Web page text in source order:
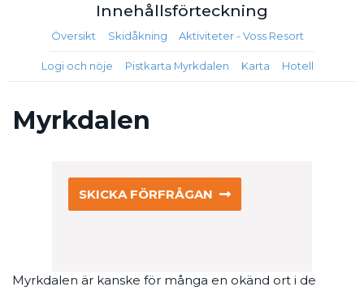
Innehållsförteckning
Översikt Skidåkning Aktiviteter - Voss Resort
Logi och nöje Pistkarta Myrkdalen Karta Hotell
Myrkdalen
SKICKA FÖRFRÅGAN
Myrkdalen är kanske för många en okänd ort i de